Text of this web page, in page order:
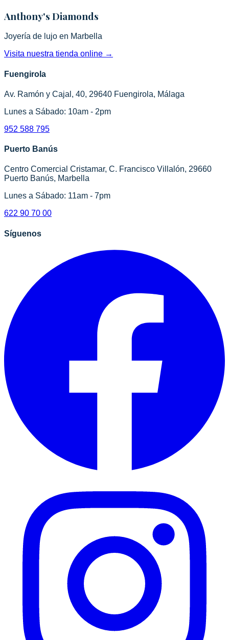
Anthony's Diamonds
Joyería de lujo en Marbella
Visita nuestra tienda online →
Fuengirola
Av. Ramón y Cajal, 40, 29640 Fuengirola, Málaga
Lunes a Sábado: 10am - 2pm
952 588 795
Puerto Banús
Centro Comercial Cristamar, C. Francisco Villalón, 29660
Puerto Banús, Marbella
Lunes a Sábado: 11am - 7pm
622 90 70 00
Síguenos